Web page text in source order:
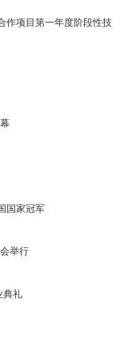
作项目第一年度阶段性技
国家冠军
举行
典礼